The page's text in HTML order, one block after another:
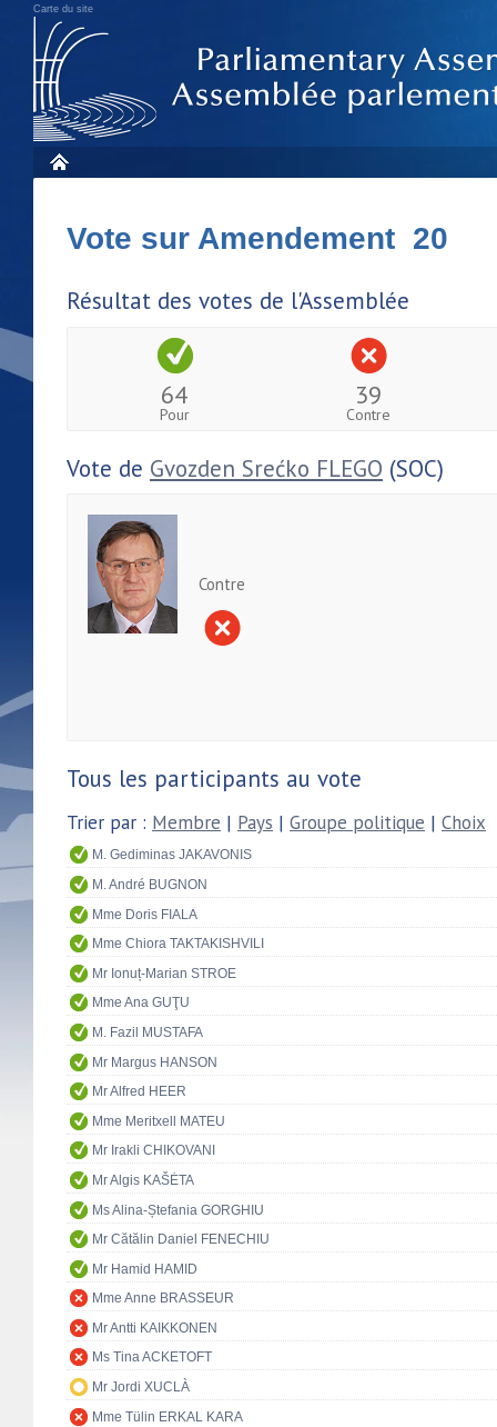
Carte du site
Vote sur Amendement 20
Résultat des votes de l'Assemblée
64
Pour
39
Contre
Vote de Gvozden Srećko FLEGO (SOC)
Contre
Tous les participants au vote
Trier par : Membre | Pays | Groupe politique | Choix
M. Gediminas JAKAVONIS
M. André BUGNON
Mme Doris FIALA
Mme Chiora TAKTAKISHVILI
Mr Ionuț-Marian STROE
Mme Ana GUŢU
M. Fazil MUSTAFA
Mr Margus HANSON
Mr Alfred HEER
Mme Meritxell MATEU
Mr Irakli CHIKOVANI
Mr Algis KAŠĖTA
Ms Alina-Ștefania GORGHIU
Mr Cătălin Daniel FENECHIU
Mr Hamid HAMID
Mme Anne BRASSEUR
Mr Antti KAIKKONEN
Ms Tina ACKETOFT
Mr Jordi XUCLÀ
Mme Tülin ERKAL KARA